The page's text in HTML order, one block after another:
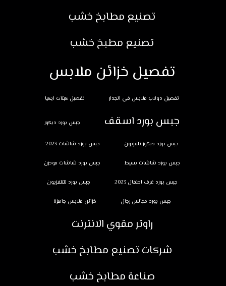
تصنيع مطابخ خشب
تصنيع مطبخ خشب
تفصيل خزائن ملابس
تفصيل دولاب ملابس في الجدار تفصيل كبتات ايكيا
جبس بورد اسقف جبس بورد ديكور
جبس بورد ديكور تلفزيون جبس بورد شاشات 2023
جبس بورد شاشات بسيط جبس بورد شاشات مودرن
جبس بورد غرف اطفال 2023 جبس بورد للتلفزيون
جبس بورد مجالس رجال خزائن ملابس جاهزة
راوتر مقوي الانترنت
شركات تصنيع مطابخ خشب
صناعة مطابخ خشب